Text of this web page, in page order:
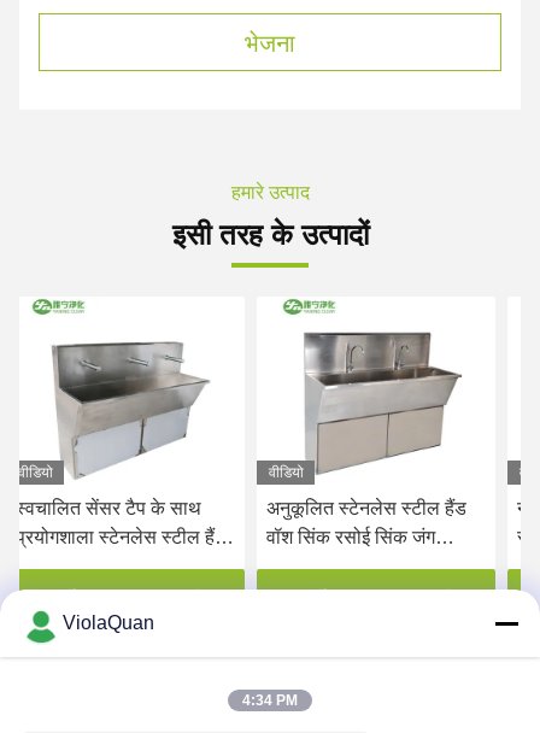
भेजना
हमारे उत्पाद
इसी तरह के उत्पादों
के साथ
स्टील हैंड
प्राप्त करें
अनुकूलित स्टेनलेस स्टील हैंड
वॉश सिंक रसोई सिंक जंग
प्रतिरोधी टिकाऊ
नल के साथ कस्टम
स्टेनलेस स्टील हैंड
सर्वोत्तम मूल्य
ViolaQuan
4:34 PM